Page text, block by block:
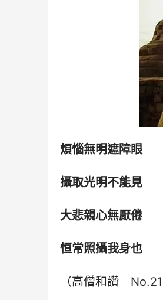
煩惱無明遮障眼
攝取光明不能見
大悲親心無厭倦
恒常照攝我身也
（高僧和讚　